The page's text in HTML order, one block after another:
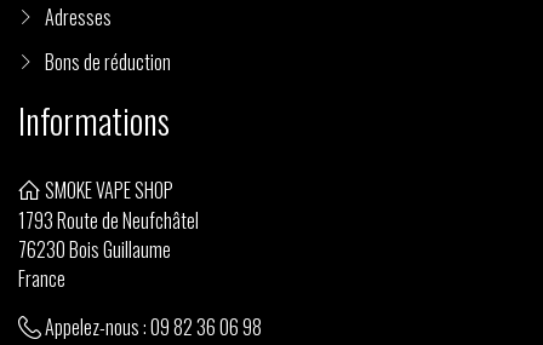
Adresses
Bons de réduction
Informations
SMOKE VAPE SHOP
1793 Route de Neufchâtel
76230 Bois Guillaume
France
Appelez-nous :09 82 36 06 98